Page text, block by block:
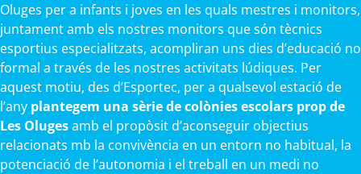
Oluges per a infants i joves en les quals mestres i monitors,
juntament amb els nostres monitors que són tècnics
esportius especialitzats, acompliran uns dies d’educació no
formal a través de les nostres activitats lúdiques. Per
aquest motiu, des d’Esportec, per a qualsevol estació de
l’any plantegem una sèrie de colònies escolars prop de
Les Olugesamb el propòsit d’aconseguir objectius
relacionats mb la convivència en un entorn no habitual, la
potenciació de l’autonomia i el treball en un medi no